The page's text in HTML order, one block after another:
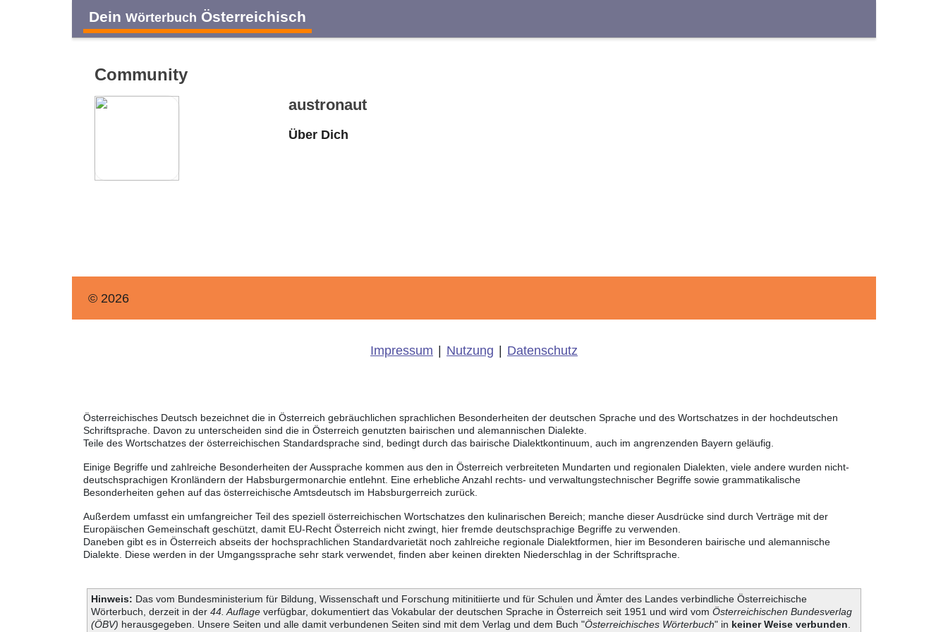
Dein Wörterbuch Österreichisch
Community
austronaut
Über Dich
© 2026
Impressum Nutzung Datenschutz
Österreichisches Deutsch bezeichnet die in Österreich gebräuchlichen sprachlichen Besonderheiten der deutschen Sprache und des Wortschatzes in der hochdeutschen
Schriftsprache. Davon zu unterscheiden sind die in Österreich genutzten bairischen und alemannischen Dialekte.
Teile des Wortschatzes der österreichischen Standardsprache sind, bedingt durch das bairische Dialektkontinuum, auch im angrenzenden Bayern geläufig.
Einige Begriffe und zahlreiche Besonderheiten der Aussprache kommen aus den in Österreich verbreiteten Mundarten und regionalen Dialekten, viele andere wurden nicht-
deutschsprachigen Kronländern der Habsburgermonarchie entlehnt. Eine erhebliche Anzahl rechts- und verwaltungstechnischer Begriffe sowie grammatikalische
Besonderheiten gehen auf das österreichische Amtsdeutsch im Habsburgerreich zurück.
Außerdem umfasst ein umfangreicher Teil des speziell österreichischen Wortschatzes den kulinarischen Bereich; manche dieser Ausdrücke sind durch Verträge mit der
Europäischen Gemeinschaft geschützt, damit EU-Recht Österreich nicht zwingt, hier fremde deutschsprachige Begriffe zu verwenden.
Daneben gibt es in Österreich abseits der hochsprachlichen Standardvarietät noch zahlreiche regionale Dialektformen, hier im Besonderen bairische und alemannische
Dialekte. Diese werden in der Umgangssprache sehr stark verwendet, finden aber keinen direkten Niederschlag in der Schriftsprache.
Hinweis: Das vom Bundesministerium für Bildung, Wissenschaft und Forschung mitinitiierte und für Schulen und Ämter des Landes verbindliche Österreichische
Wörterbuch, derzeit in der 44. Auflageverfügbar, dokumentiert das Vokabular der deutschen Sprache in Österreich seit 1951 und wird vom Österreichischen Bundesverlag
(ÖBV) herausgegeben. Unsere Seiten und alle damit verbundenen Seiten sind mit dem Verlag und dem Buch "Österreichisches Wörterbuch" in keiner Weise verbunden